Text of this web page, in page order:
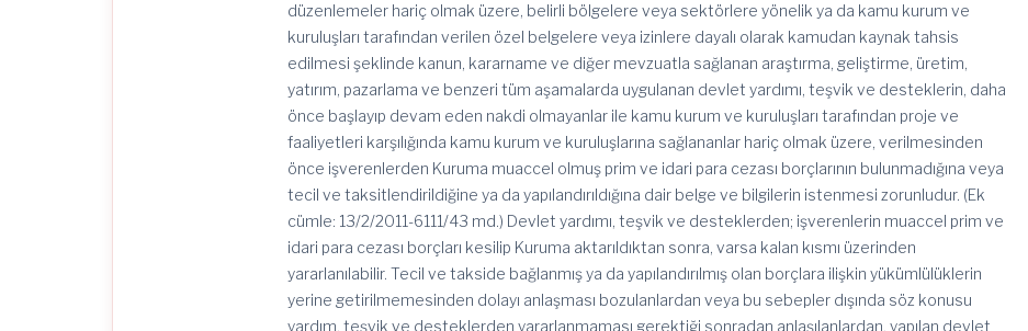
düzenlemeler hariç olmak üzere, belirli bölgelere veya sektörlere yönelik ya da kamu kurum ve
kuruluşları tarafından verilen özel belgelere veya izinlere dayalı olarak kamudan kaynak tahsis
edilmesi şeklinde kanun, kararname ve diğer mevzuatla sağlanan araştırma, geliştirme, üretim,
yatırım, pazarlama ve benzeri tüm aşamalarda uygulanan devlet yardımı, teşvik ve desteklerin, daha
önce başlayıp devam eden nakdi olmayanlar ile kamu kurum ve kuruluşları tarafından proje ve
faaliyetleri karşılığında kamu kurum ve kuruluşlarına sağlananlar hariç olmak üzere, verilmesinden
önce işverenlerden Kuruma muaccel olmuş prim ve idari para cezası borçlarının bulunmadığına veya
tecil ve taksitlendirildiğine ya da yapılandırıldığına dair belge ve bilgilerin istenmesi zorunludur. (Ek
cümle: 13/2/2011-6111/43 md.) Devlet yardımı, teşvik ve desteklerden; işverenlerin muaccel prim ve
idari para cezası borçları kesilip Kuruma aktarıldıktan sonra, varsa kalan kısmı üzerinden
yararlanılabilir. Tecil ve takside bağlanmış ya da yapılandırılmış olan borçlara ilişkin yükümlülüklerin
yerine getirilmemesinden dolayı anlaşması bozulanlardan veya bu sebepler dışında söz konusu
yardım, teşvik ve desteklerden yararlanmaması gerektiği sonradan anlaşılanlardan, yapılan devlet